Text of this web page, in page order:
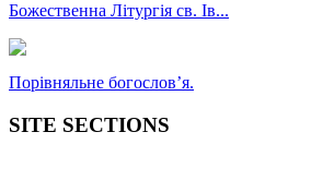
Божественна Літургія св. Ів...
Порівняльне богословʼя.
SITE SECTIONS